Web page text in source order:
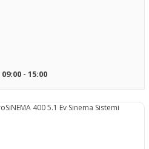
- 15:00